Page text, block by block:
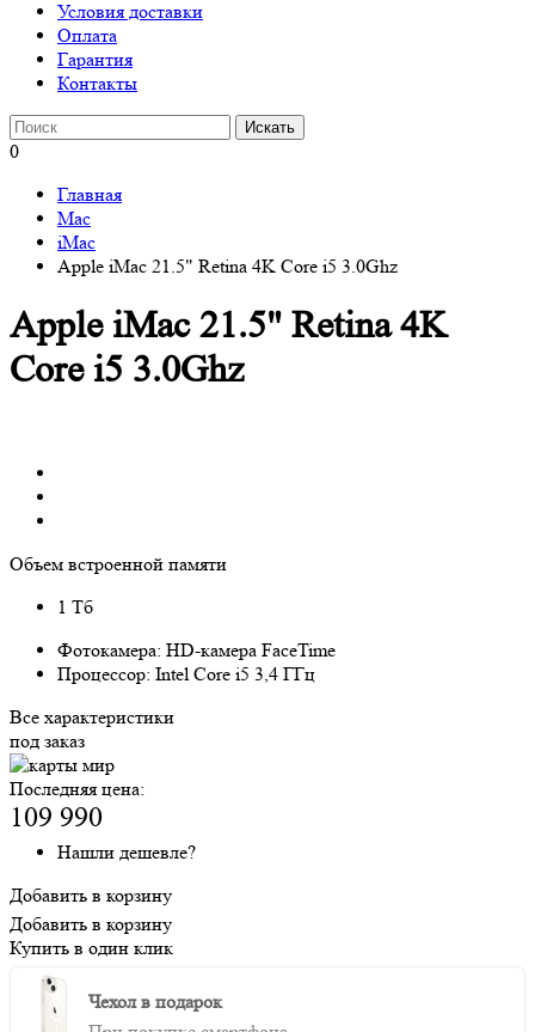
Условия доставки
Оплата
Гарантия
Контакты
0
Главная
Mac
iMac
Apple iMac 21.5" Retina 4K Core i5 3.0Ghz
Apple iMac 21.5" Retina 4K
Core i5 3.0Ghz
Объем встроенной памяти
1 Тб
Фотокамера: HD-камера FaceTime
Процессор: Intel Core i5 3,4 ГГц
Все характеристики
под заказ
Последняя цена:
109 990
Нашли дешевле?
Добавить в корзину
Добавить в корзину
Купить в один клик
Чехол в подарок